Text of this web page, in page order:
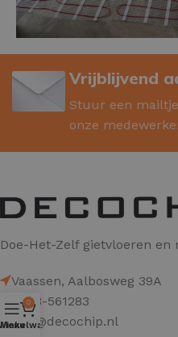
Vrijblijvend
Stuur een
onze
Doe-Het-Zelf gietvloeren en
Vaassen, Aalbosweg 39A
0578-561283
info@decochip.nl
Menu
0